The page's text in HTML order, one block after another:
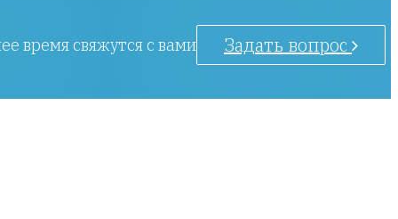
время свяжутся с вами Задать вопрос